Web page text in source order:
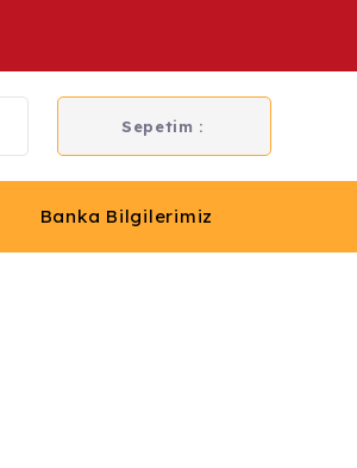
Sepetim :
Banka Bilgilerimiz